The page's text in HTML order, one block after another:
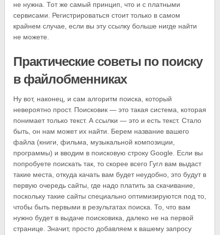
не нужна. Тот же самый принцип, что и с платными
сервисами. Регистрироваться стоит только в самом
крайнем случае, если вы эту ссылку больше нигде найти
не можете.
Практические советы по поиску
в файлобменниках
Ну вот, наконец, и сам алгоритм поиска, который
невероятно прост. Поисковик — это такая система, которая
понимает только текст. А ссылки — это и есть текст. Стало
быть, он нам может их найти. Берем название вашего
файла (книги, фильма, музыкальной композиции,
программы) и вводим в поисковую строку Google. Если вы
попробуете поискать так, то скорее всего Гугл вам выдаст
такие места, откуда качать вам будет неудобно, это будут в
первую очередь сайты, где надо платить за скачивание,
поскольку такие сайты специально оптимизируются под то,
чтобы быть первыми в результатах поиска. То, что вам
нужно будет в выдаче поисковика, далеко не на первой
странице. Значит, просто добавляем к вашему запросу